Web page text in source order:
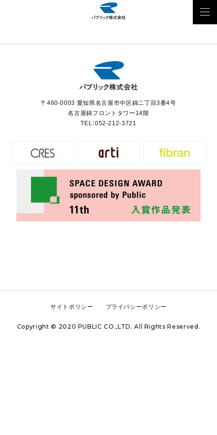
〒460-0003 愛知県名古屋市中区錦二丁目3番4号
名古屋錦フロントタワー14階
TEL：052-212-3721
サイトポリシー プライバシーポリシー
Copyright © 2020 PUBLIC CO.,LTD. All Rights Reserved.